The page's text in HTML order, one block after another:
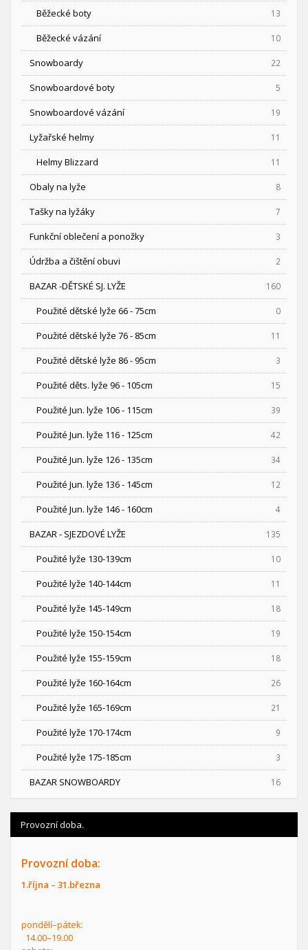
Běžecké boty 13
Běžecké vázání 10
Snowboardy 22
Snowboardové boty 5
Snowboardové vázání 19
Lyžařské helmy 11
Helmy Blizzard 11
Obaly na lyže 8
Tašky na lyžáky 7
Funkční oblečení a ponožky 3
Údržba a čištění obuvi 2
BAZAR -DĚTSKÉ SJ. LYŽE 160
Použité dětské lyže 66 - 75cm 0
Použité dětské lyže 76 - 85cm 11
Použité dětské lyže 86 - 95cm 3
Použité děts. lyže 96 - 105cm 15
Použité Jun. lyže 106 - 115cm 39
Použité Jun. lyže 116 - 125cm 42
Použité Jun. lyže 126 - 135cm 34
Použité Jun. lyže 136 - 145cm 12
Použité Jun. lyže 146 - 160cm 4
BAZAR - SJEZDOVÉ LYŽE 135
Použité lyže 130-139cm 10
Použité lyže 140-144cm 11
Použité lyže 145-149cm 18
Použité lyže 150-154cm 19
Použité lyže 155-159cm 18
Použité lyže 160-164cm 26
Použité lyže 165-169cm 21
Použité lyže 170-174cm 9
Použité lyže 175-185cm 3
BAZAR SNOWBOARDY 16
Provozní doba.
Provozní doba:
1.října – 31.března
pondělí–pátek:
14.00–19.00